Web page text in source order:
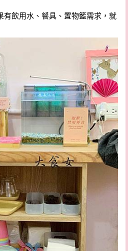
有飲用水、餐具、置物籃需求，就